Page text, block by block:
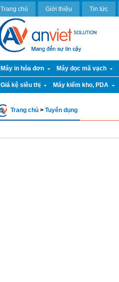
Trang chủ Giới thiệu Tin tức
Máy in hóa đơn Máy đọc mã vạch
Giá kệ siêu thị Máy kiểm kho, PDA
Trang chủ > Tuyển dụng